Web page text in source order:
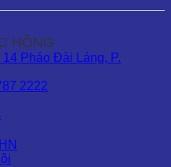
HỒNG
Pháo Đài Láng, P.
2222